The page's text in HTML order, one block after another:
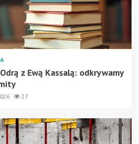
z Ewą Kassalą: odkrywamy
27